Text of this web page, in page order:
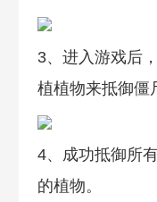
3、进入游戏后
植植物来抵御僵
4、成功抵御所
的植物。